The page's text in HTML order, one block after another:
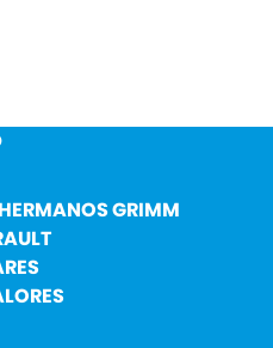
GRIMM